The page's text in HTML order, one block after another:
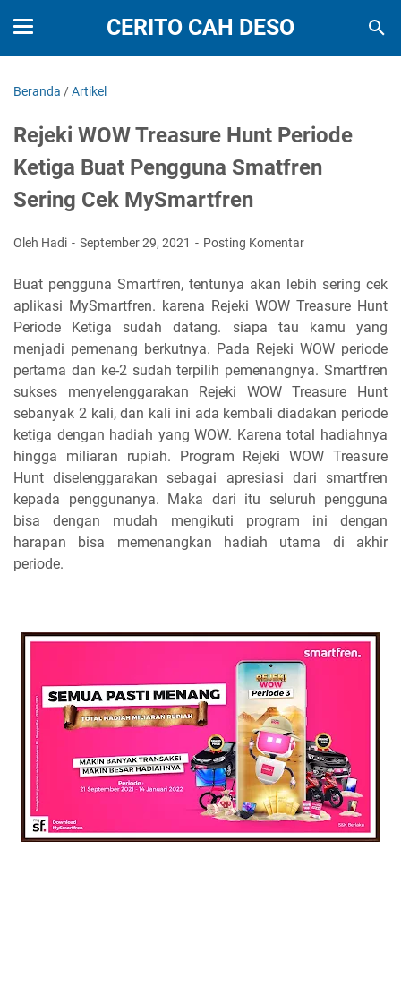
CERITO CAH DESO
Beranda /Artikel
Rejeki WOW Treasure Hunt Periode
Ketiga Buat Pengguna Smatfren
Sering Cek MySmartfren
Oleh Hadi September 29, 2021 Posting Komentar
Buat pengguna Smartfren, tentunya akan lebih sering cek
aplikasi MySmartfren. karena Rejeki WOW Treasure Hunt
Periode Ketiga sudah datang. siapa tau kamu yang
menjadi pemenang berkutnya. Pada Rejeki WOW periode
pertama dan ke-2 sudah terpilih pemenangnya. Smartfren
sukses menyelenggarakan Rejeki WOW Treasure Hunt
sebanyak 2 kali, dan kali ini ada kembali diadakan periode
ketiga dengan hadiah yang WOW. Karena total hadiahnya
hingga miliaran rupiah. Program Rejeki WOW Treasure
Hunt diselenggarakan sebagai apresiasi dari smartfren
kepada penggunanya. Maka dari itu seluruh pengguna
bisa dengan mudah mengikuti program ini dengan
harapan bisa memenangkan hadiah utama di akhir
periode.